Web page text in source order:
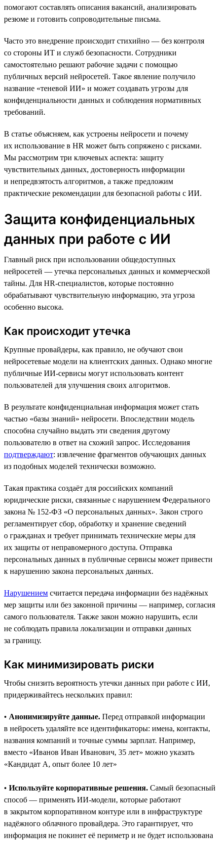
помогают составлять описания вакансий, анализировать
резюме и готовить сопроводительные письма.
Часто это внедрение происходит стихийно — без контроля
со стороны ИТ и служб безопасности. Сотрудники
самостоятельно решают рабочие задачи с помощью
публичных версий нейросетей. Такое явление получило
название «теневой ИИ» и может создавать угрозы для
конфиденциальности данных и соблюдения нормативных
требований.
В статье объясняем, как устроены нейросети и почему
их использование в HR может быть сопряжено с рисками.
Мы рассмотрим три ключевых аспекта: защиту
чувствительных данных, достоверность информации
и непредвзятость алгоритмов, а также предложим
практические рекомендации для безопасной работы с ИИ.
Защита конфиденциальных
данных при работе с ИИ
Главный риск при использовании общедоступных
нейросетей — утечка персональных данных и коммерческой
тайны. Для HR-специалистов, которые постоянно
обрабатывают чувствительную информацию, эта угроза
особенно высока.
Как происходит утечка
Крупные провайдеры, как правило, не обучают свои
нейросетевые модели на клиентских данных. Однако многие
публичные ИИ-сервисы могут использовать контент
пользователей для улучшения своих алгоритмов.
В результате конфиденциальная информация может стать
частью «базы знаний» нейросети. Впоследствии модель
способна случайно выдать эти сведения другому
пользователю в ответ на схожий запрос. Исследования
подтверждают: извлечение фрагментов обучающих данных
из подобных моделей технически возможно.
Такая практика создаёт для российских компаний
юридические риски, связанные с нарушением Федерального
закона № 152-ФЗ «О персональных данных». Закон строго
регламентирует сбор, обработку и хранение сведений
о гражданах и требует принимать технические меры для
их защиты от неправомерного доступа. Отправка
персональных данных в публичные сервисы может привести
к нарушению закона персональных данных.
Нарушением считается передача информации без надёжных
мер защиты или без законной причины — например, согласия
самого пользователя. Также закон можно нарушить, если
не соблюдать правила локализации и отправки данных
за границу.
Как минимизировать риски
Чтобы снизить вероятность утечки данных при работе с ИИ,
придерживайтесь нескольких правил:
• Анонимизируйте данные. Перед отправкой информации
в нейросеть удаляйте все идентификаторы: имена, контакты,
названия компаний и точные суммы зарплат. Например,
вместо «Иванов Иван Иванович, 35 лет» можно указать
«Кандидат А, опыт более 10 лет»
• Используйте корпоративные решения. Самый безопасный
способ — применять ИИ-модели, которые работают
в закрытом корпоративном контуре или в инфраструктуре
надёжного облачного провайдера. Это гарантирует, что
информация не покинет её периметр и не будет использована